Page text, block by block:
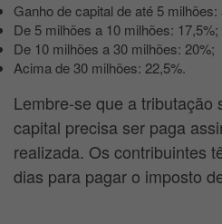
Ganho de capital de até 5
De 5 milhões a 10 milhões: 17,5%;
De 10 milhões a 30 milhões: 20%;
Acima de 30 milhões: 22,5%.
Lembre-se que a tributação
capital precisa ser paga
realizada. Os contribuintes
dias para pagar o imposto